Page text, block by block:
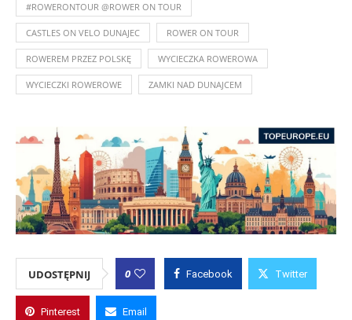
#ROWERONTOUR @ROWER ON TOUR
CASTLES ON VELO DUNAJEC ROWER ON TOUR
ROWEREM PRZEZ POLSKĘ WYCIECZKA ROWEROWA
WYCIECZKI ROWEROWE ZAMKI NAD DUNAJCEM
UDOSTĘPNIJ 0 Facebook Twitter
Pinterest Email